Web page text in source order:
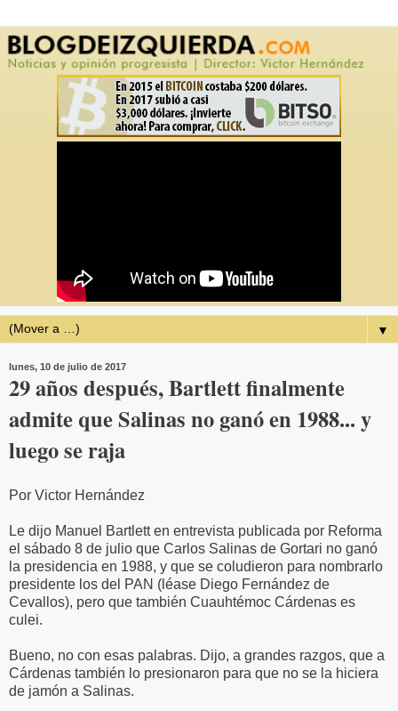
▼
lunes, 10 de julio de 2017
29 años después, Bartlett finalmente
admite que Salinas no ganó en 1988... y
luego se raja
Por Victor Hernández
Le dijo Manuel Bartlett en entrevista publicada por Reforma
el sábado 8 de julio que Carlos Salinas de Gortari no ganó
la presidencia en 1988, y que se coludieron para nombrarlo
presidente los del PAN (léase Diego Fernández de
Cevallos), pero que también Cuauhtémoc Cárdenas es
culei.
Bueno, no con esas palabras. Dijo, a grandes razgos, que a
Cárdenas también lo presionaron para que no se la hiciera
de jamón a Salinas.